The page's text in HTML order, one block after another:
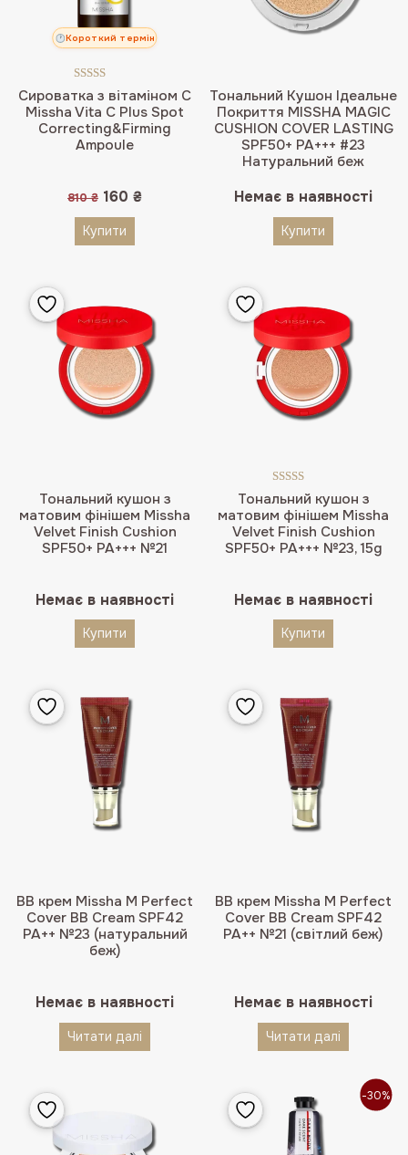
Короткий термін
Сироватка з вітаміном С
Missha Vita C Plus Spot
Correcting&Firming
Ampoule
Оцінено в
5.00з 5
810₴ Оригінальна
810 ₴.
160 ₴Поточна
Купити
Тональний Кушон Ідеальне
Покриття MISSHA MAGIC
CUSHION COVER LASTING
SPF50+ PA+++ #23
Натуральний беж
Немає в наявності
Купити
Тональний кушон з
матовим фінішем Missha
Velvet Finish Cushion
SPF50+ PA+++ №21
Немає в наявності
Купити
Тональний кушон з
матовим фінішем Missha
Velvet Finish Cushion
SPF50+ PA+++ №23, 15g
Оцінено в
5.00з 5
Немає в наявності
Купити
BB крем Missha M Perfect
Cover BB Cream SPF42
PA++ №23 (натуральний
беж)
Немає в наявності
Читати далі
BB крем Missha M Perfect
Cover BB Cream SPF42
PA++ №21 (світлий беж)
Немає в наявності
Читати далі
-30%